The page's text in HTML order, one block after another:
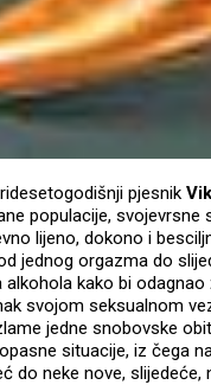
pjesnik
populacije, svojevrsne
lijeno, dokono i
jednog orgazma do
alkohola kako bi
svojom seksualnom
jedne snobovske
situacije, iz čega
do neke nove,